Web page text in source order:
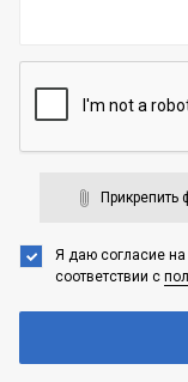
Прикрепить
Я даю согласие
соответствии с